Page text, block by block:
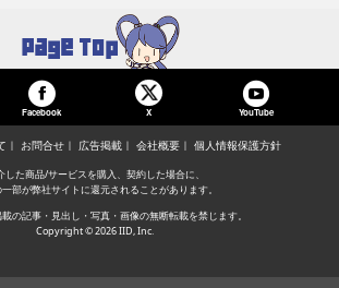
Facebook X YouTube
お問合せ 広告掲載 会社概要 個人情報保護方針
した商品/サービスを購入、契約した場合に、
部が弊社サイトに還元されることがあります。
の記事・見出し・写真・画像の無断転載を禁じます。
Copyright © 2026 IID, Inc.